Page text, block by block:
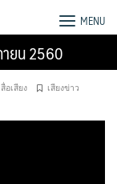
MENU
ยน 2560
สื่อเสียง
เสียงข่าว